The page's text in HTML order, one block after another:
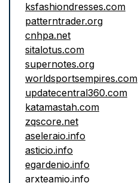
ksfashiondresses.com
patterntrader.org
cnhpa.net
sitalotus.com
supernotes.org
worldsportsempires.com
updatecentral360.com
katamastah.com
zqscore.net
aseleraio.info
asticio.info
egardenio.info
arxteamio.info